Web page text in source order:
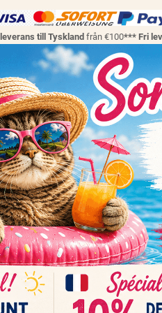
till Tyskland från €100*** Fri